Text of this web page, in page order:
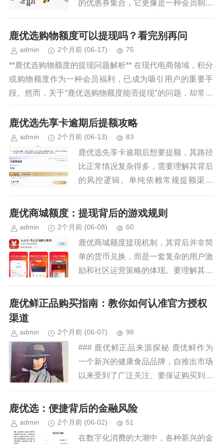
的优惠券集合，它更像是一种会员制的
入口。想要真正“套”出它的价值，核心
在于理解其运作机制和精心设计的产品
鹿优选购物额度可以提现吗？看完别再问
admin 2个月前 (06-17) 75
**鹿优选购物额度的提现问题解析** 在现代电商领域，积分
或购物额度作为一种会员福利，已成为吸引用户的重要手
段。然而，关于“鹿优选购物额度能否提现”的问题，却常常
引发用户的疑惑与讨论。本文将从平台规则...
鹿优选先享卡逾期后提额攻略
admin 2个月前 (06-13) 83
鹿优选先享卡逾期后想要提额，其路径
比正常情况复杂得多，需要理解其背后
的风控逻辑。单纯依赖常规提额渠道
（例如官方活动或APP自助提额）的
可能性极低。卡方会重点评估用户当前
鹿优商城额度：提现背后的游戏规则
admin 2个月前 (06-08) 60
鹿优商城额度提现机制，其背后并非简
单的货币兑换，而是一套复杂的用户激
励和社区运营策略的体现。要理解其运
作逻辑，必须将其置于鹿优整体商业模
式的框架下考察。鹿优并非单纯的电商
鹿优鲜正品购买指南：教你如何认准官方授权
渠道
admin 2个月前 (06-07) 98
### 鹿优鲜正品来源探秘 鹿优鲜作为
一个新兴的健康食品品牌，自推出市场
以来受到了广泛关注。要保证购买到的
是正宗的商品，首先需要明确该品牌的
产品类型及其核心成分，如鹿茸、鹿胎
鹿优选：便捷背后的金融风险
admin 2个月前 (06-02) 51
在数字化消费的大潮中，各种新兴的金